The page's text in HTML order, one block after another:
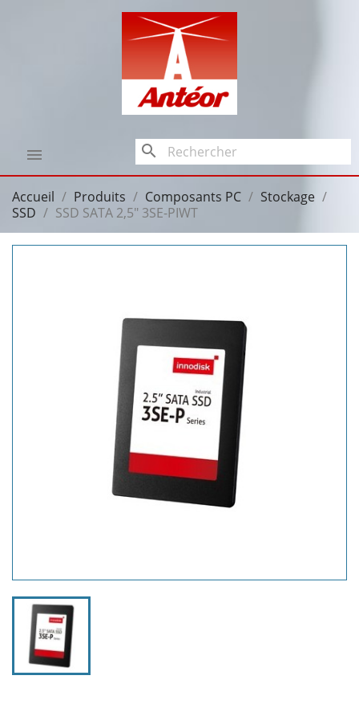
 search
Accueil Produits Composants PC
Stockage
SSD
SSD SATA 2,5" 3SE-PIWT